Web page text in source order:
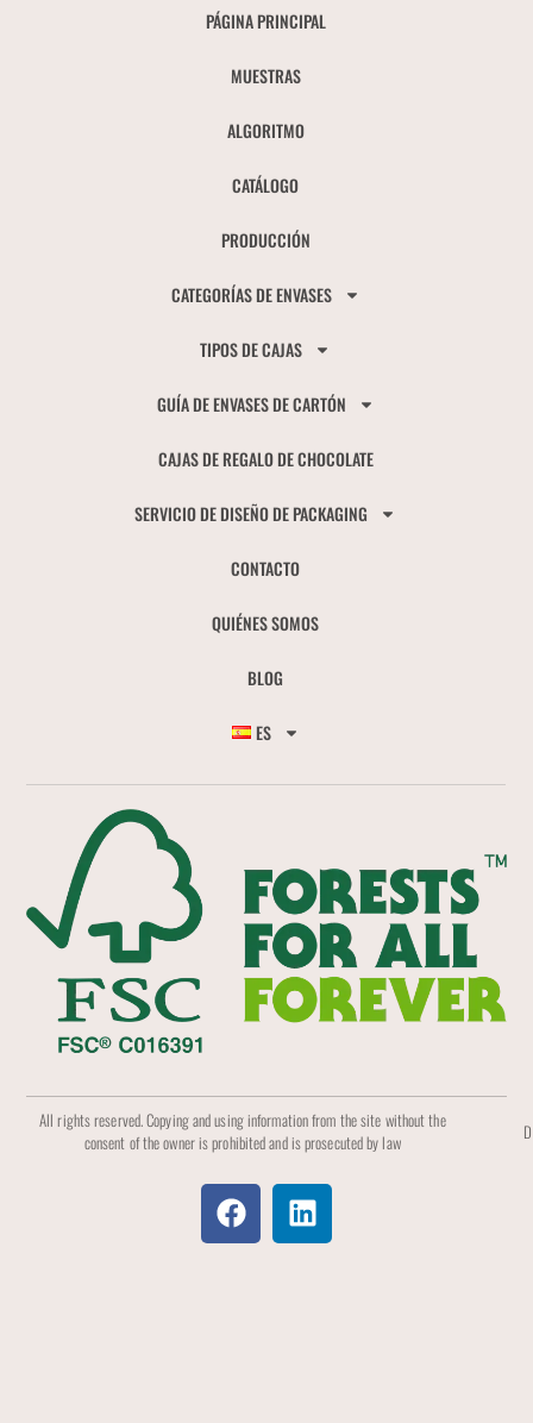
PÁGINA PRINCIPAL
MUESTRAS
ALGORITMO
CATÁLOGO
PRODUCCIÓN
CATEGORÍAS DE ENVASES
TIPOS DE CAJAS
GUÍA DE ENVASES DE CARTÓN
CAJAS DE REGALO DE CHOCOLATE
SERVICIO DE DISEÑO DE PACKAGING
CONTACTO
QUIÉNES SOMOS
BLOG
ES
All rights reserved. Copying and using information from the site without the
consent of the owner is prohibited and is prosecuted by law